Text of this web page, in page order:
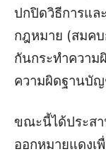
ปกปิดวิธีการแล
กฎหมาย (สมคบ
กันกระทำความ
ความผิดฐานบั
ขณะนี้ได้ประสา
ออกหมายแดงเ